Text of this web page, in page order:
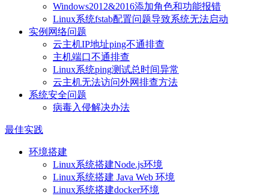
Windows2012&2016添加角色和功能报错
Linux系统fstab配置问题导致系统无法启动
实例网络问题
云主机IP地址ping不通排查
主机端口不通排查
Linux系统ping测试总时间异常
云主机无法访问外网排查方法
系统安全问题
病毒入侵解决办法
最佳实践
环境搭建
Linux系统搭建Node.js环境
Linux系统搭建 Java Web 环境
Linux系统搭建docker环境